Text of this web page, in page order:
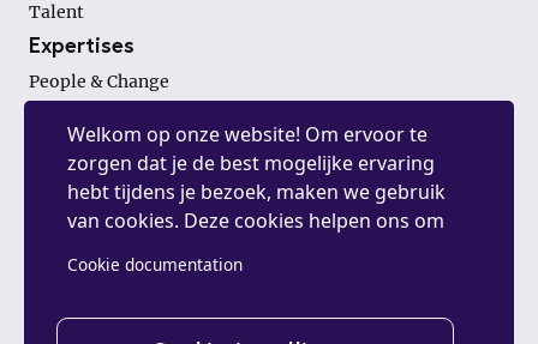
Welkom op onze website! Om ervoor te
zorgen dat je de best mogelijke ervaring
hebt tijdens je bezoek, maken we gebruik
van cookies. Deze cookies helpen ons om
verzamelen en je gepersonaliseerde inhoud
"Accepteren" te klikken, ga je akkoord met
Cookie documentation
Talent
Expertises
People & Change
General Management
Contact.
06- 38 08 35 90